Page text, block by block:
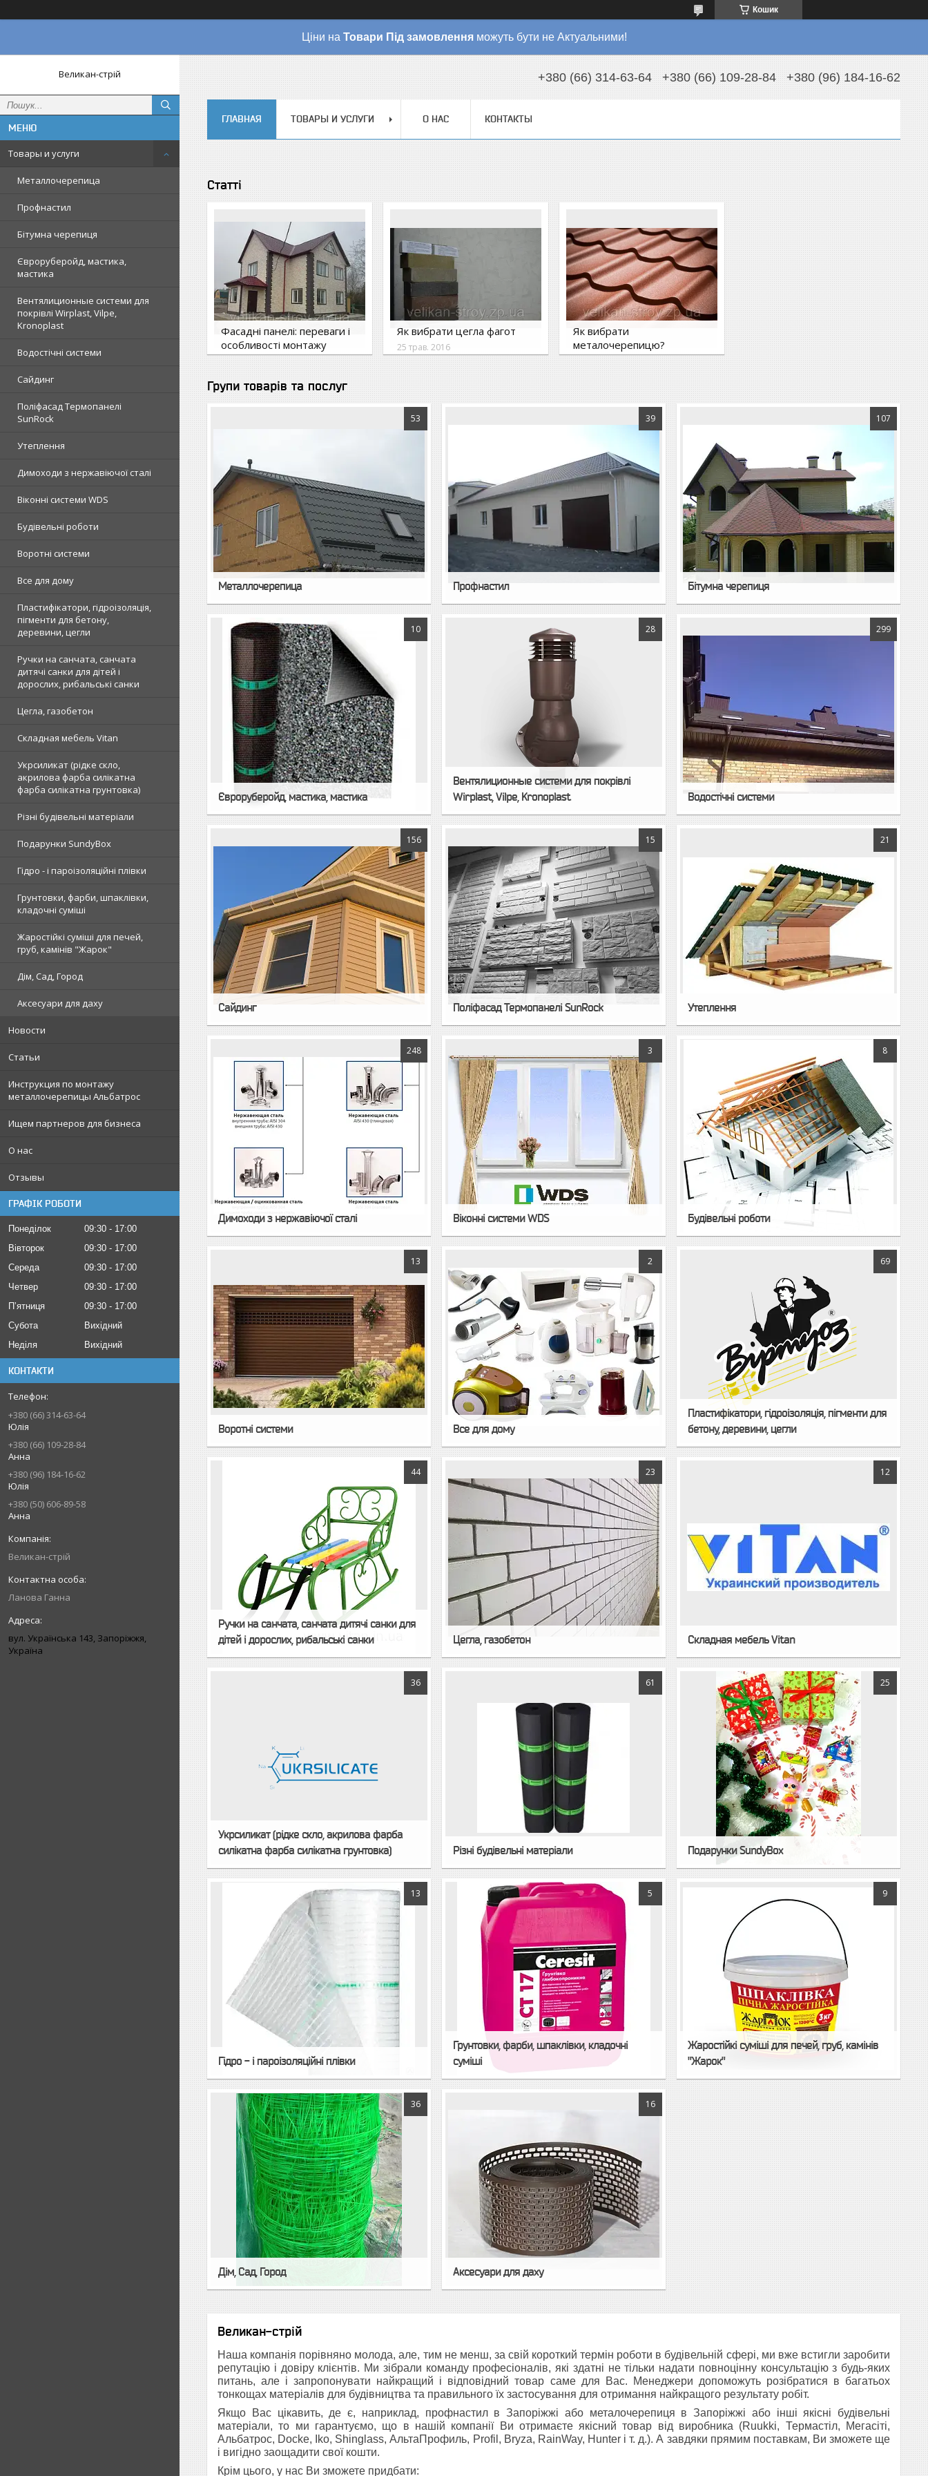
Кошик
Ціни на Товари Під замовлення можуть бути не Актуальними!
Великан-стрій
Товары и услуги
Металлочерепица
Профнастил
Бітумна черепиця
Євроруберойд, мастика,
мастика
Вентялиционные системи для
покрівлі Wirplast, Vilpe,
Kronoplast
Водостічні системи
Сайдинг
Поліфасад Термопанелі
SunRock
Утеплення
Димоходи з нержавіючої сталі
Віконні системи WDS
Будівельні роботи
Воротні системи
Все для дому
Пластифікатори, гідроізоляція,
пігменти для бетону,
деревини, цегли
Ручки на санчата, санчата
дитячі санки для дітей і
дорослих, рибальські санки
Цегла, газобетон
Складная мебель Vitan
Укрсиликат (рідке скло,
акрилова фарба силікатна
фарба силікатна грунтовка)
Різні будівельні матеріали
Подарунки SundyBox
Гідро - і пароізоляційні плівки
Грунтовки, фарби, шпаклівки,
кладочні суміші
Жаростійкі суміші для печей,
груб, камінів "Жарок"
Дім, Сад, Город
Аксесуари для даху
Новости
Статьи
Инструкция по монтажу
металлочерепицы Альбатрос
Ищем партнеров для бизнеса
О нас
Отзывы
ГРАФІК РОБОТИ
Понеділок 09:30
17:00
Вівторок
09:30
17:00
Середа
09:30
17:00
Четвер
09:30
17:00
Пʼятниця
09:30
17:00
Субота
Вихідний
Неділя
Вихідний
КОНТАКТИ
+380 (66) 314-63-64
Юлія
+380 (66) 109-28-84
Анна
+380 (96) 184-16-62
Юлія
+380 (50) 606-89-58
Анна
Великан-стрій
Ланова Ганна
вул. Українська 143, Запоріжжя,
Україна
+380 (66) 314-63-64 +380 (66) 109-28-84 +380 (96) 184-16-62
ГЛАВНАЯ ТОВАРЫ И УСЛУГИ О НАС КОНТАКТЫ
Статті
Фасадні панелі: переваги і
особливості монтажу
Як вибрати цегла фагот
25 трав. 2016
Як вибрати
металочерепицю?
Групи товарів та послуг
53
Металлочерепица
39
Профнастил
107
Бітумна черепиця
10
Євроруберойд, мастика, мастика
28
Вентялиционные системи для покрівлі
Wirplast, Vilpe, Kronoplast
299
Водостічні системи
156
Сайдинг
15
Поліфасад Термопанелі SunRock
21
Утеплення
248
Димоходи з нержавіючої сталі
3
Віконні системи WDS
8
Будівельні роботи
13
Воротні системи
2
Все для дому
69
Пластифікатори, гідроізоляція, пігменти для
бетону, деревини, цегли
44
Ручки на санчата, санчата дитячі санки для
дітей і дорослих, рибальські санки
23
Цегла, газобетон
12
Складная мебель Vitan
36
Укрсиликат (рідке скло, акрилова фарба
силікатна фарба силікатна грунтовка)
61
Різні будівельні матеріали
25
Подарунки SundyBox
13
Гідро - і пароізоляційні плівки
5
Грунтовки, фарби, шпаклівки, кладочні
суміші
9
Жаростійкі суміші для печей, груб, камінів
"Жарок"
36
Дім, Сад, Город
16
Аксесуари для даху
Великан-стрій
Наша компанія порівняно молода, але, тим не менш, за свій короткий термін роботи в будівельній сфері, ми вже встигли заробити
репутацію і довіру клієнтів. Ми зібрали команду професіоналів, які здатні не тільки надати повноцінну консультацію з будь-яких
питань, але і запропонувати найкращий і відповідний товар саме для Вас. Менеджери допоможуть розібратися в багатьох
тонкощах матеріалів для будівництва та правильного їх застосування для отримання найкращого результату робіт.
Якщо Вас цікавить, де є, наприклад, профнастил в Запоріжжі або металочерепиця в Запоріжжі або інші якісні будівельні
матеріали, то ми гарантуємо, що в нашій компанії Ви отримаєте якісний товар від виробника (Ruukki, Термастіл, Мегасіті,
Альбатрос, Docke, Iko, Shinglass,АльтаПрофиль, Profil, Bryza, RainWay, Hunterі т. д.). А завдяки прямим поставкам, Ви зможете ще
і вигідно заощадити свої кошти.
Крім цього, у нас Ви зможете придбати: